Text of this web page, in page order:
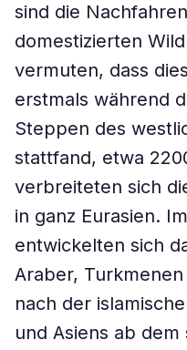
sind die
domestizierten
vermuten, dass
erstmals während
Steppen des
stattfand, etwa
verbreiteten sich
in ganz Eurasien.
entwickelten sich
Araber,
nach der
und Asiens ab